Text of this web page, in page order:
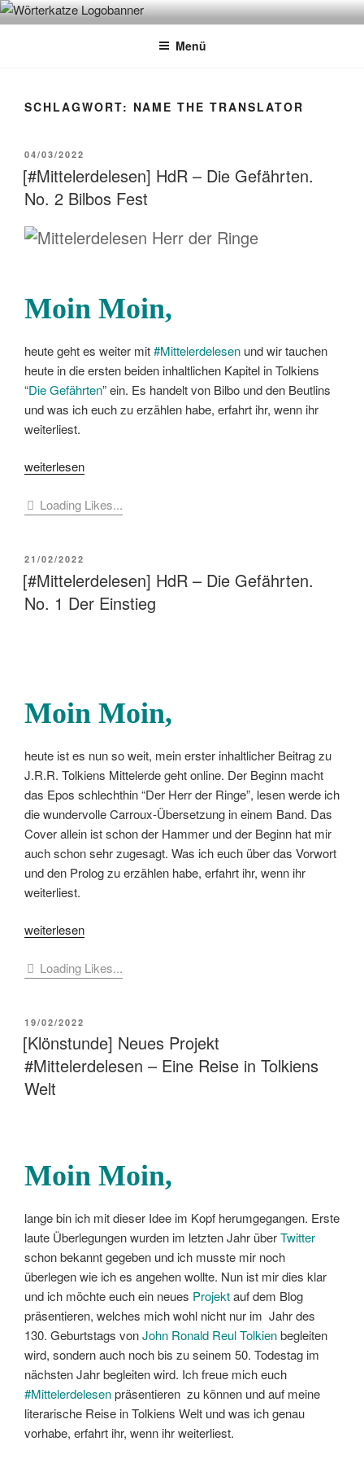
Zum
InhaltWÖRTERKATZE
Von Büchern erzählen
Menü
SCHLAGWORT: NAME THE TRANSLATOR
VERÖFFENTLICHT
AM
04/03/2022
[#Mittelerdelesen] HdR – Die Gefährten.
No. 2 Bilbos Fest
Moin Moin,
heute geht es weiter mit#Mittelerdelesen und wir tauchen
heute in die ersten beiden inhaltlichen Kapitel in Tolkiens
“Die Gefährten” ein. Es handelt von Bilbo und den Beutlins
und was ich euch zu erzählen habe, erfahrt ihr, wenn ihr
weiterliest.
„[#Mittelerdelesen]
–
No.
2
Bilbos
weiterlesen
Loading Likes...
VERÖFFENTLICHT
AM
21/02/2022
[#Mittelerdelesen] HdR – Die Gefährten.
No. 1 Der Einstieg
Moin Moin,
heute ist es nun so weit, mein erster inhaltlicher Beitrag zu
J.R.R. Tolkiens Mittelerde geht online. Der Beginn macht
das Epos schlechthin “Der Herr der Ringe”, lesen werde ich
die wundervolle Carroux-Übersetzung in einem Band. Das
Cover allein ist schon der Hammer und der Beginn hat mir
auch schon sehr zugesagt. Was ich euch über das Vorwort
und den Prolog zu erzählen habe, erfahrt ihr, wenn ihr
weiterliest.
„[#Mittelerdelesen]
–
No.
1
Der
Einstieg“
weiterlesen
Loading Likes...
VERÖFFENTLICHT
AM
19/02/2022
[Klönstunde] Neues Projekt
#Mittelerdelesen – Eine Reise in Tolkiens
Welt
Moin Moin,
lange bin ich mit dieser Idee im Kopf herumgegangen. Erste
laute Überlegungen wurden im letzten Jahr überTwitter
schon bekannt gegeben und ich musste mir noch
überlegen wie ich es angehen wollte. Nun ist mir dies klar
und ich möchte euch ein neues Projektauf dem Blog
präsentieren, welches mich wohl nicht nur im Jahr des
130. Geburtstags vonJohn Ronald Reul Tolkienbegleiten
wird, sondern auch noch bis zu seinem 50. Todestag im
nächsten Jahr begleiten wird. Ich freue mich euch
#Mittelerdelesenpräsentieren zu können und auf meine
literarische Reise in Tolkiens Welt und was ich genau
vorhabe, erfahrt ihr, wenn ihr weiterliest.